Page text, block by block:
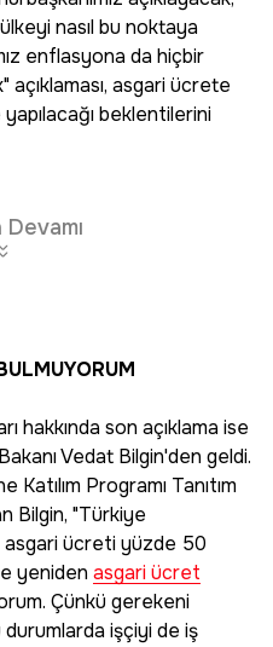
nasıl bu noktaya
enflasyona da hiçbir
açıklaması, asgari ücrete
beklentilerini
hakkında son açıklama ise
Vedat Bilgin'den geldi.
Programı Tanıtım
Bilgin, "Türkiye
ücreti yüzde 50
yeniden asgari ücret
Çünkü gerekeni
işçiyi de iş